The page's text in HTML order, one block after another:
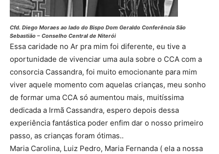
Cfd. Diego Moraes ao lado do Bispo Dom Geraldo Conferência São
Sebastião – Conselho Central de Niterói
Essa caridade no Ar pra mim foi diferente, eu tive a
oportunidade de vivenciar uma aula sobre o CCA com a
consorcia Cassandra, foi muito emocionante para mim
viver aquele momento com aquelas crianças, meu sonho
de formar uma CCA só aumentou mais, muitíssima
dedicada a Irmã Cassandra, espero depois dessa
experiência fantástica poder enfim dar o nosso primeiro
passo, as crianças foram ótimas..
Maria Carolina, Luiz Pedro, Maria Fernanda ( ela a nossa